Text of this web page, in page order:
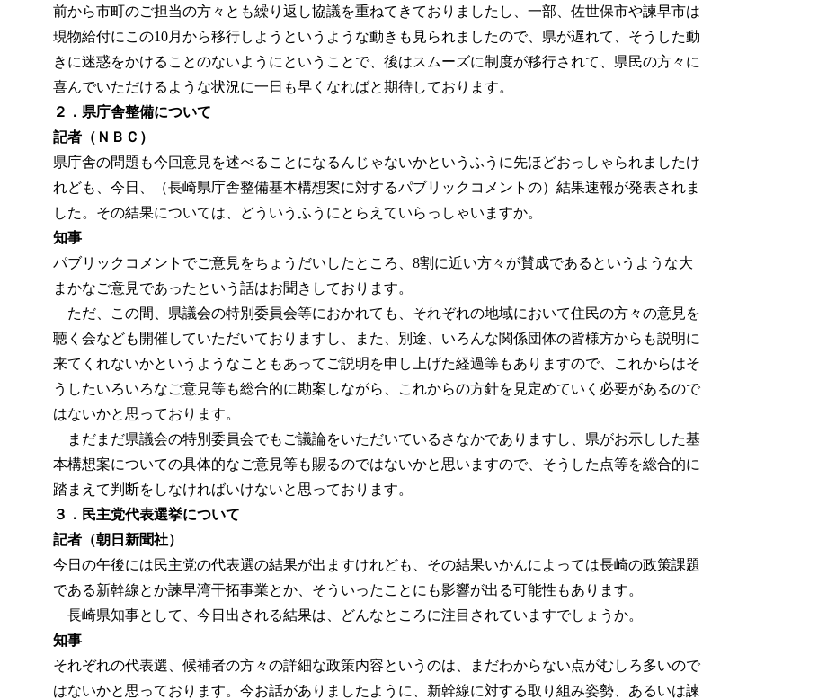
前から市町のご担当の方々とも繰り返し協議を重ねてきておりましたし、一部、佐世保市や諫早市は
現物給付にこの10月から移行しようというような動きも見られましたので、県が遅れて、そうした動
きに迷惑をかけることのないようにということで、後はスムーズに制度が移行されて、県民の方々に
喜んでいただけるような状況に一日も早くなればと期待しております。
２．県庁舎整備について
記者（ＮＢＣ）
県庁舎の問題も今回意見を述べることになるんじゃないかというふうに先ほどおっしゃられましたけ
れども、今日、（長崎県庁舎整備基本構想案に対するパブリックコメントの）結果速報が発表されま
した。その結果については、どういうふうにとらえていらっしゃいますか。
知事
パブリックコメントでご意見をちょうだいしたところ、8割に近い方々が賛成であるというような大
まかなご意見であったという話はお聞きしております。
ただ、この間、県議会の特別委員会等におかれても、それぞれの地域において住民の方々の意見を
聴く会なども開催していただいておりますし、また、別途、いろんな関係団体の皆様方からも説明に
来てくれないかというようなこともあってご説明を申し上げた経過等もありますので、これからはそ
うしたいろいろなご意見等も総合的に勘案しながら、これからの方針を見定めていく必要があるので
はないかと思っております。
まだまだ県議会の特別委員会でもご議論をいただいているさなかでありますし、県がお示しした基
本構想案についての具体的なご意見等も賜るのではないかと思いますので、そうした点等を総合的に
踏まえて判断をしなければいけないと思っております。
３．民主党代表選挙について
記者（朝日新聞社）
今日の午後には民主党の代表選の結果が出ますけれども、その結果いかんによっては長崎の政策課題
である新幹線とか諫早湾干拓事業とか、そういったことにも影響が出る可能性もあります。
長崎県知事として、今日出される結果は、どんなところに注目されていますでしょうか。
知事
それぞれの代表選、候補者の方々の詳細な政策内容というのは、まだわからない点がむしろ多いので
はないかと思っております。今お話がありましたように、新幹線に対する取り組み姿勢、あるいは諫